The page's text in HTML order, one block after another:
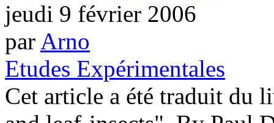
jeudi 9 février 2006
par Arno
Etudes Expérimentales
Cet article a été traduit du